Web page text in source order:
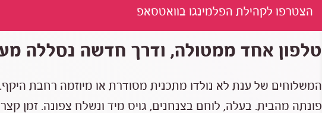
הצטרפו לקהילת הפלמינגו בוואטסאפ
טלפון אחד ממטולה, ודרך חדשה נסללה
המשלוחים של ענת לא נולדו מתכנית מסודרת או מיוזמה רחבת
פונתה מהבית. בעלה, לוחם בצנחנים, גויס מיד ונשלח צפונה. זמן